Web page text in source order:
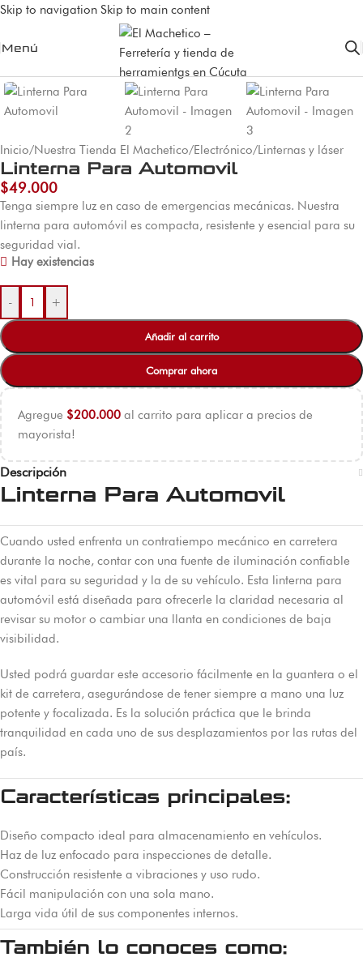
Skip to navigation Skip to main content
Menú
Inicio/Nuestra Tienda El Machetico/Electrónico/Linternas y láser
Linterna Para Automovil
$49.000
Tenga siempre luz en caso de emergencias mecánicas. Nuestra
linterna para automóvil es compacta, resistente y esencial para su
seguridad vial.
Hay existencias
- +
Añadir al carrito
Comprar ahora
Agregue $200.000 al carrito para aplicar a precios de
mayorista!
Descripción
Linterna Para Automovil
Cuando usted enfrenta un contratiempo mecánico en carretera
durante la noche, contar con una fuente de iluminación confiable
es vital para su seguridad y la de su vehículo. Esta linterna para
automóvil está diseñada para ofrecerle la claridad necesaria al
revisar su motor o cambiar una llanta en condiciones de baja
visibilidad.
Usted podrá guardar este accesorio fácilmente en la guantera o el
kit de carretera, asegurándose de tener siempre a mano una luz
potente y focalizada. Es la solución práctica que le brinda
tranquilidad en cada uno de sus desplazamientos por las rutas del
país.
Características principales:
Diseño compacto ideal para almacenamiento en vehículos.
Haz de luz enfocado para inspecciones de detalle.
Construcción resistente a vibraciones y uso rudo.
Fácil manipulación con una sola mano.
Larga vida útil de sus componentes internos.
También lo conoces como: